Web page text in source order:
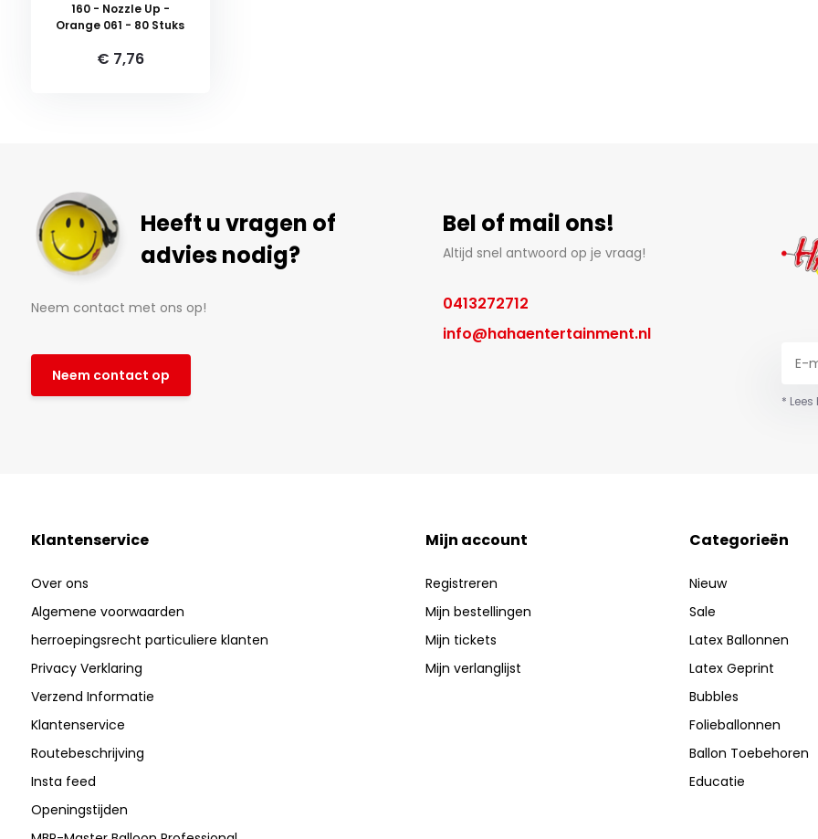
160 - Nozzle Up -
Orange 061 - 80 Stuks
€ 7,76
Heeft u vragen of
advies nodig?
Neem contact met ons op!
Neem contact op
Bel of mail ons!
Altijd snel antwoord op je vraag!
0413272712
info@hahaentertainment.nl
*
Klantenservice
Over ons
Algemene voorwaarden
herroepingsrecht particuliere klanten
Privacy Verklaring
Verzend Informatie
Klantenservice
Routebeschrijving
Insta feed
Openingstijden
Mijn account
Registreren
Mijn bestellingen
Mijn tickets
Mijn verlanglijst
Categorieën
Nieuw
Sale
Latex Ballonnen
Latex Geprint
Bubbles
Folieballonnen
Ballon Toebehoren
Educatie